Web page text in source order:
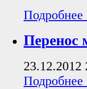
Подробнее
Перенос
23.12.2012
Подробнее